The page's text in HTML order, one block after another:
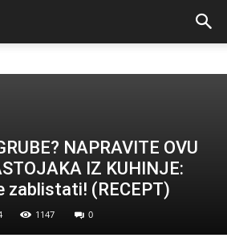
NAPRAVITE OVU
IZ KUHINJE:
zablistati! (RECEPT)
1147 0